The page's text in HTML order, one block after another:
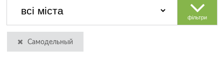
фільтри
Самодельный